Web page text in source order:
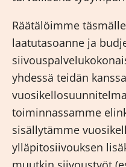
Räätälöimme
laatutasoanne ja
yhdessä teidän
toiminnassamme
sisällytämme
ylläpitosiivouksen